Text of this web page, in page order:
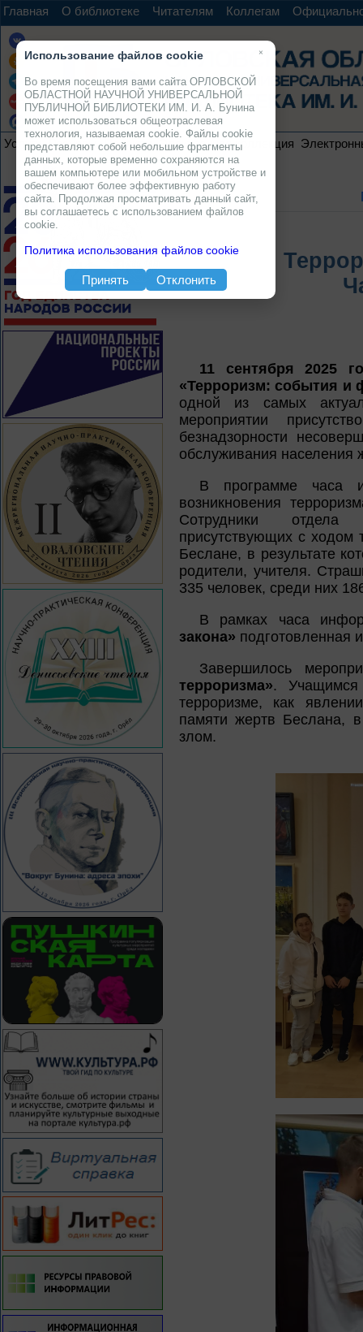
Главная О библиотеке Читателям Коллегам
Услуги Ресурсы Проекты Электронная коллекция
11 сентября 2025
«Терроризм: события и
одной из самых
мероприятии
безнадзорности
обслуживания населения
В программе часа
возникновения
Сотрудники отдела
присутствующих с ходом
Беслане, в результате
родители, учителя.
335 человек, среди них
В рамках часа
закона» подготовленная
Завершилось
терроризма». Учащимся
терроризме, как
памяти жертв Беслана,
злом.
×
Использование файлов cookie
Во время посещения вами сайта ОРЛОВСКОЙ
ОБЛАСТНОЙ НАУЧНОЙ УНИВЕРСАЛЬНОЙ
ПУБЛИЧНОЙ БИБЛИОТЕКИ ИМ. И. А. Бунина
может использоваться общеотраслевая
технология, называемая cookie. Файлы cookie
представляют собой небольшие фрагменты
данных, которые временно сохраняются на
вашем компьютере или мобильном устройстве и
обеспечивают более эффективную работу
сайта. Продолжая просматривать данный сайт,
вы соглашаетесь с использованием файлов
cookie.
Политика использования файлов cookie
Принять Отклонить